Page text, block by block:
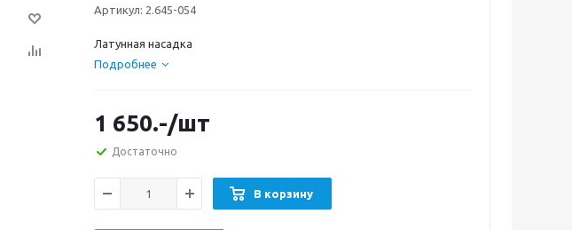
Артикул: 2.645-054
Латунная насадка
Подробнее
1 650.-/шт
Достаточно
В корзину